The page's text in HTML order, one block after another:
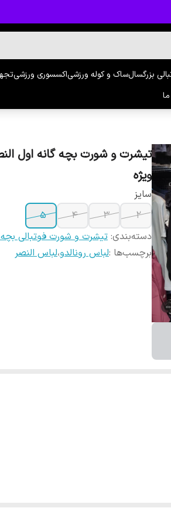
بزرگسالساک و کوله ورزشیاکسسوری ورزشی
تیشرت و شورت بچه گانه اول
ویژه
سایز
۲
۳ ۴
۵
دسته‌بندی: تیشرت و شورت فوتبالی بچه
برچسب‌ها :لباس رونالدو،لباس النصر